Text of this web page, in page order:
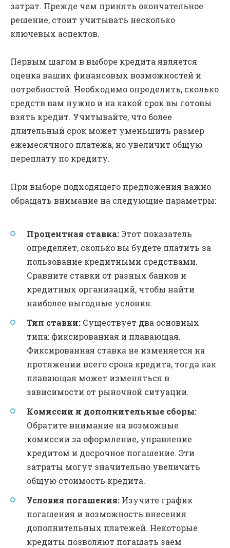
затрат. Прежде чем принять окончательное
решение, стоит учитывать несколько
ключевых аспектов.
Первым шагом в выборе кредита является
оценка ваших финансовых возможностей и
потребностей. Необходимо определить, сколько
средств вам нужно и на какой срок вы готовы
взять кредит. Учитывайте, что более
длительный срок может уменьшить размер
ежемесячного платежа, но увеличит общую
переплату по кредиту.
При выборе подходящего предложения важно
обращать внимание на следующие параметры:
Процентная ставка: Этот показатель
определяет, сколько вы будете платить за
пользование кредитными средствами.
Сравните ставки от разных банков и
кредитных организаций, чтобы найти
наиболее выгодные условия.
Тип ставки: Существует два основных
типа: фиксированная и плавающая.
Фиксированная ставка не изменяется на
протяжении всего срока кредита, тогда как
плавающая может изменяться в
зависимости от рыночной ситуации.
Комиссии и дополнительные сборы:
Обратите внимание на возможные
комиссии за оформление, управление
кредитом и досрочное погашение. Эти
затраты могут значительно увеличить
общую стоимость кредита.
Условия погашения: Изучите график
погашения и возможность внесения
дополнительных платежей. Некоторые
кредиты позволяют погашать заем